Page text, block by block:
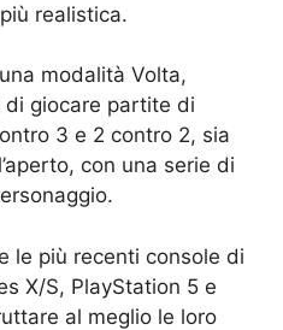
realistica.
modalità Volta,
giocare partite di
3 e 2 contro 2, sia
con una serie di
le più recenti console di
X/S, PlayStation 5 e
al meglio le loro